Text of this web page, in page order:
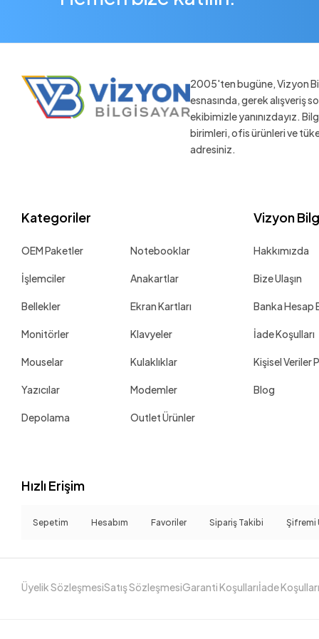
Mercusys
Microsoft
NZXT
Perkon
Quadro
Razer
Rongta
S-Link
2005'ten bugüne, Vizyon
esnasında, gerek alışveriş
ekibimizle yanınızdayız.
birimleri, ofis ürünleri ve
adresiniz.
Kategoriler
OEM Paketler Notebooklar
İşlemciler Anakartlar
Bellekler Ekran Kartları
Monitörler Klavyeler
Mouselar Kulaklıklar
Yazıcılar Modemler
Depolama Outlet Ürünler
Vizyon
Hakkımızda
Bize Ulaşın
Banka Hesap
İade Koşulları
Kişisel Veriler
Blog
Hızlı Erişim
Sepetim Hesabım Favoriler Sipariş Takibi Şifremi
Üyelik SözleşmesiSatış SözleşmesiGaranti Koşullarıİade